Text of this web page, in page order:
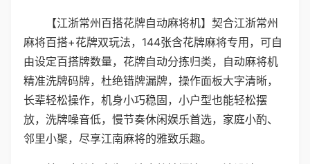
【江浙常州百搭花牌自动麻将机】契合江浙常州
麻将百搭+花牌双玩法，144张含花牌麻将专用，可自
由设定百搭牌数量，花牌自动分拣归类，自动麻将机
精准洗牌码牌，杜绝错牌漏牌，操作面板大字清晰，
长辈轻松操作，机身小巧稳固，小户型也能轻松摆
放，洗牌噪音低，慢节奏休闲娱乐首选，家庭小酌、
邻里小聚，尽享江南麻将的雅致乐趣。